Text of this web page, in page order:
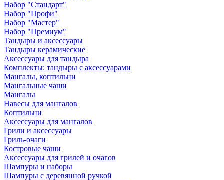
Набор "Стандарт"
Набор "Профи"
Набор "Мастер"
Набор "Премиум"
Тандыры и аксессуары
Тандыры керамические
Аксессуары для тандыра
Комплекты: тандыры с аксессуарами
Мангалы, коптильни
Мангальные чаши
Мангалы
Навесы для мангалов
Коптильни
Аксессуары для мангалов
Грили и аксессуары
Гриль-очаги
Костровые чаши
Аксессуары для грилей и очагов
Шампуры и наборы
Шампуры с деревянной ручкой